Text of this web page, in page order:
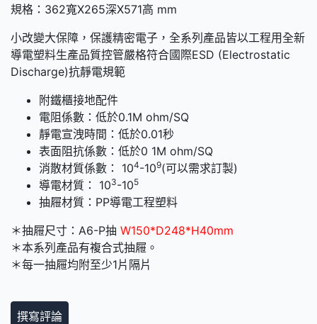
規格：362寬X265深X571高 mm
小改變大保障，保護精密電子，全系列產品皆以工程用全新
導電塑料生產品質控管嚴格符合國際ESD (Electrostatic
Discharge)抗靜電規範
附鐵櫃接地配件
電阻係數：低於0.1M ohm/SQ
靜電宣洩時間：低於0.01秒
表面阻抗係數：低於0 1M ohm/SQ
消散材質係數： 104-109(可以需求訂製)
導電材質： 103-105
抽屜材質：PP導電工程塑料
＊抽屜尺寸：A6-P抽 W150*D248*H40mm
＊本系列產品有複合式抽屜。
＊每一抽屜均附至少1片隔片
撰寫評論